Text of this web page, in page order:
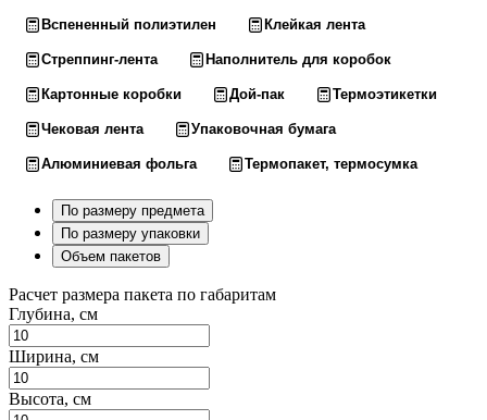
Вспененный полиэтилен Клейкая лента
Стреппинг-лента Наполнитель для коробок
Картонные коробки Дой-пак Термоэтикетки
Чековая лента Упаковочная бумага
Алюминиевая фольга Термопакет, термосумка
По размеру предмета
По размеру упаковки
Объем пакетов
Расчет размера пакета по габаритам
Глубина, см
Ширина, см
Высота, см